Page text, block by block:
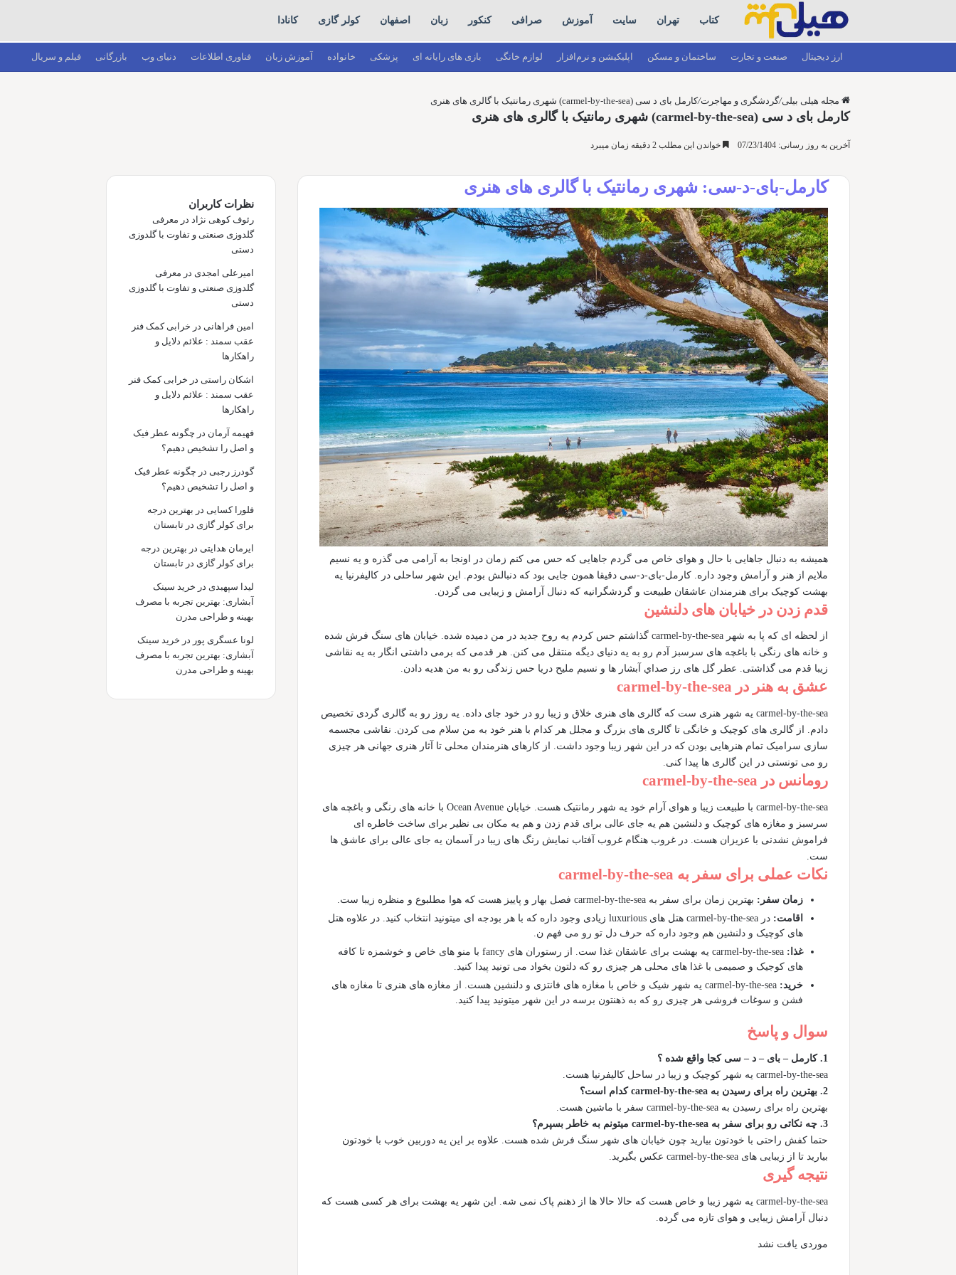
کتاب تهران سایت آموزش صرافی کنکور زبان اصفهان کولر گازی کانادا
ارز دیجیتال صنعت و تجارت ساختمان و مسکن اپلیکیشن و نرم‌افزار لوازم خانگی بازی های رایانه ای پزشکی خانواده آموزش زبان فناوری اطلاعات دنیای وب بازرگانی فیلم و سریال
مجله هیلی بیلی/گردشگری و مهاجرت/کارمل بای د سی (carmel-by-the-sea) شهری رمانتیک با گالری های هنری
کارمل بای د سی (carmel-by-the-sea) شهری رمانتیک با گالری های هنری
آخرین به روز رسانی: 07/23/1404 خواندن این مطلب 2 دقیقه زمان میبرد
کارمل-بای-د-سی: شهری رمانتیک با گالری های هنری
همیشه به دنبال جاهایی با حال و هوای خاص می گردم جاهایی که حس می کنم زمان در اونجا به آرامی می گذره و یه نسیم
ملایم از هنر و آرامش وجود داره. کارمل-بای-د-سی دقیقا همون جایی بود که دنبالش بودم. این شهر ساحلی در کالیفرنیا یه
بهشت کوچیک برای هنرمندان عاشقان طبیعت و گردشگرانیه که دنبال آرامش و زیبایی می گردن.
قدم زدن در خیابان های دلنشین
از لحظه ای که پا به شهر carmel-by-the-sea گذاشتم حس کردم یه روح جدید در من دمیده شده. خیابان های سنگ فرش شده
و خانه های رنگی با باغچه های سرسبز آدم رو به یه دنیای دیگه منتقل می کنن. هر قدمی که برمی داشتی انگار به یه نقاشی
زیبا قدم می گذاشتی. عطر گل های رز صداي آبشار ها و نسیم ملیح دریا حس زندگی رو به من هدیه دادن.
عشق به هنر در carmel-by-the-sea
carmel-by-the-sea یه شهر هنری ست که گالری های هنری خلاق و زیبا رو در خود جای داده. یه روز رو به گالری گردی تخصیص
دادم. از گالری های کوچیک و خانگی تا گالری های بزرگ و مجلل هر کدام با هنر خود به من سلام می کردن. نقاشی مجسمه
سازی سرامیک تمام هنرهایی بودن که در این شهر زیبا وجود داشت. از کارهای هنرمندان محلی تا آثار هنری جهانی هر چیزی
رو می تونستی در این گالری ها پیدا کنی.
رومانس در carmel-by-the-sea
carmel-by-the-sea با طبیعت زیبا و هوای آرام خود یه شهر رمانتیک هست. خیابان Ocean Avenue با خانه های رنگی و باغچه های
سرسبز و مغازه های کوچیک و دلنشین هم یه جای عالی برای قدم زدن و هم یه مکان بی نظیر برای ساخت خاطره ای
فراموش نشدنی با عزیزان هست. در غروب هنگام غروب آفتاب نمایش رنگ های زیبا در آسمان یه جای عالی برای عاشق ها
ست.
نکات عملی برای سفر به carmel-by-the-sea
زمان سفر: بهترین زمان برای سفر به carmel-by-the-sea فصل بهار و پاییز هست که هوا مطلبوع و منظره زیبا ست.
اقامت:
در carmel-by-the-sea هتل های luxurious زیادی وجود داره که با هر بودجه ای میتونید انتخاب کنید. در علاوه هتل
های کوچیک و دلنشین هم وجود داره که حرف دل تو رو می فهم ن.
غذا:
carmel-by-the-sea یه بهشت برای عاشقان غذا ست. از رستوران های fancy با منو های خاص و خوشمزه تا کافه
های کوجیک و صمیمی با غذا های محلی هر چیزی رو که دلتون بخواد می تونید پیدا کنید.
خرید:
carmel-by-the-sea یه شهر شیک و خاص با مغازه های فانتزی و دلنشین هست. از مغازه های هنری تا مغازه های
فشن و سوغات فروشی هر چیزی رو که به ذهنتون برسه در این شهر میتونید پیدا کنید.
سوال و پاسخ
1. کارمل – بای – د – سی کجا واقع شده ؟
carmel-by-the-sea یه شهر کوچیک و زیبا در ساحل کالیفرنیا هست.
2. بهترین راه برای رسیدن به carmel-by-the-sea کدام است؟
بهترین راه برای رسیدن به carmel-by-the-sea سفر با ماشین هست.
3. چه نکاتی رو برای سفر به carmel-by-the-sea میتونم به خاطر بسپرم؟
حتما کفش راحتی با خودتون بیارید چون خیابان های شهر سنگ فرش شده هست. علاوه بر این یه دوربین خوب با خودتون
بیارید تا از زیبایی های carmel-by-the-sea عکس بگیرید.
نتیجه گیری
carmel-by-the-sea یه شهر زیبا و خاص هست که حالا حالا ها از ذهنم پاک نمی شه. این شهر یه بهشت برای هر کسی هست که
دنبال آرامش زیبایی و هوای تازه می گرده.
موردی یافت نشد
نظرات کاربران
رئوف کوهی نژاددر معرفی
گلدوزی صنعتی و تفاوت با گلدوزی
دستی
امیرعلی امجدیدر معرفی
گلدوزی صنعتی و تفاوت با گلدوزی
دستی
امین فراهانیدر خرابی کمک فنر
عقب سمند : علائم دلایل و
راهکارها
اشکان راستیدر خرابی کمک فنر
عقب سمند : علائم دلایل و
راهکارها
فهیمه آرمان در چگونه عطر فیک
و اصل را تشخیص دهیم؟
گودرز رجبیدر چگونه عطر فیک
و اصل را تشخیص دهیم؟
فلورا کساییدر بهترین درجه
برای کولر گازی در تابستان
ایرمان هدایتیدر بهترین درجه
برای کولر گازی در تابستان
لیدا سپهبدیدر خرید سینک
آبشاری: بهترین تجربه با مصرف
بهینه و طراحی مدرن
لونا عسگری پور در خرید سینک
آبشاری: بهترین تجربه با مصرف
بهینه و طراحی مدرن